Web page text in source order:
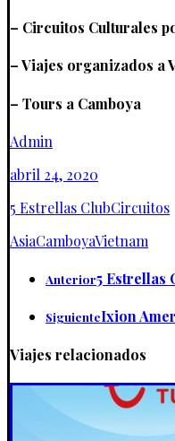
– Circuitos Culturales
– Viajes organizados a
– Tours a Camboya
Admin
abril 24, 2020
5 Estrellas ClubCircuitos
AsiaCamboyaVietnam
Anterior5 Estrellas
SiguienteIxion
Viajes relacionados